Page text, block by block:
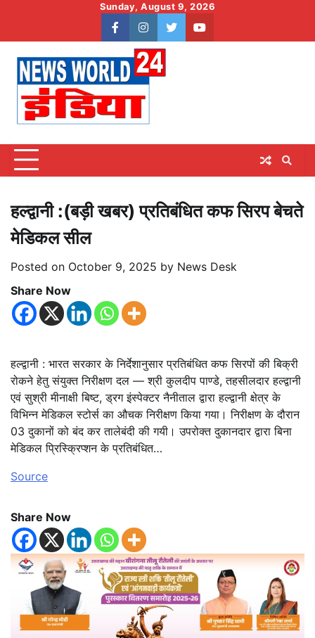
content
Sunday, August 9, 2026
facebookinstagram
twitteryoutube
हल्द्वानी :(बड़ी खबर) प्रतिबंधित कफ सिरप बेचते
मेडिकल सील
Posted on October 9, 2025 by News Desk
Share Now
हल्द्वानी : भारत सरकार के निर्देशानुसार प्रतिबंधित कफ सिरपों की बिक्री
रोकने हेतु संयुक्त निरीक्षण दल — श्री कुलदीप पाण्डे, तहसीलदार हल्द्वानी
एवं सुश्री मीनाक्षी बिष्ट, ड्रग इंस्पेक्टर नैनीताल द्वारा हल्द्वानी क्षेत्र के
विभिन्न मेडिकल स्टोर्स का औचक निरीक्षण किया गया। निरीक्षण के दौरान
03 दुकानों को बंद कर तालेबंदी की गयी। उपरोक्त दुकानदार द्वारा बिना
मेडिकल प्रिस्क्रिप्शन के प्रतिबंधित…
Source
Share Now